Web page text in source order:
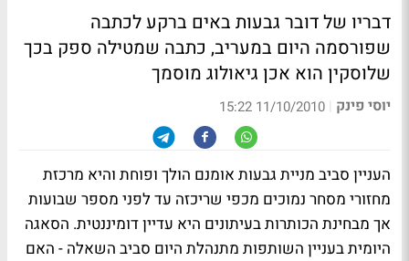
דבריו של דובר גבעות באים ברקע לכתבה
שפורסמה היום במעריב, כתבה שמטילה ספק בכך
שלוסקין הוא אכן גיאולוג מוסמך
יוסי פינק |
11/10/2010 15:22
העניין סביב מניית גבעות אומנם הולך ופוחת והיא מרכזת
מחזורי מסחר נמוכים מכפי שריכזה עד לפני מספר שבועות
אך מבחינת הכותרות בעיתונים היא עדיין דומיננטית. הסאגה
היומית בעניין השותפות מתנהלת היום סביב השאלה - האם